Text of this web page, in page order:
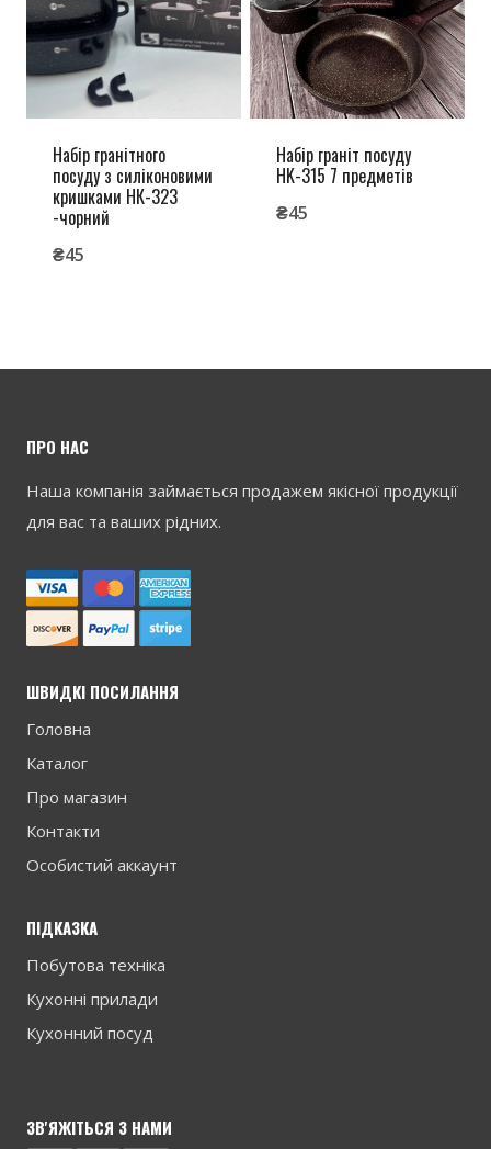
Набір гранітного
посуду з силіконовими
кришками НК-323
-чорний
₴45
Набір граніт посуду
HK-315 7 предметів
₴45
ПРО НАС
Наша компанія займається продажем якісної продукції
для вас та ваших рідних.
ШВИДКІ ПОСИЛАННЯ
Головна
Каталог
Про магазин
Контакти
Особистий аккаунт
ПІДКАЗКА
Побутова техніка
Кухонні прилади
Кухонний посуд
ЗВ'ЯЖІТЬСЯ З НАМИ